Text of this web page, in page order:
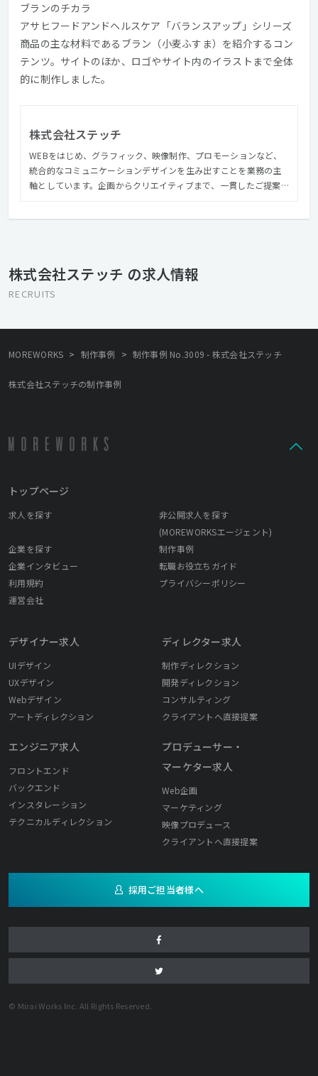
ブランのチカラ
アサヒフードアンドヘルスケア「バランスアップ」シリーズ
商品の主な材料であるブラン（小麦ふすま）を紹介するコン
テンツ。サイトのほか、ロゴやサイト内のイラストまで全体
的に制作しました。
株式会社ステッチ
WEBをはじめ、グラフィック、映像制作、プロモーションなど、
統合的なコミュニケーションデザインを生み出すことを業務の主
軸としています。企画からクリエイティブまで、一貫したご提案
と広告企画制作会社でありながら多数の事業を行っております。
それらは決して広告と無関係の事業ではなく、生活者と直接関わ
株式会社ステッチ の求人情報
RECRUITS
MOREWORKS > 制作事例 > 制作事例 No.3009 - 株式会社ステッチ
株式会社ステッチの制作事例
トップページ
求人を探す
非公開求人を探す
(MOREWORKSエージェント)
企業を探す
制作事例
企業インタビュー
転職お役立ちガイド
利用規約
プライバシーポリシー
運営会社
デザイナー求人
UIデザイン
UXデザイン
Webデザイン
アートディレクション
エンジニア求人
フロントエンド
バックエンド
インスタレーション
テクニカルディレクション
ディレクター求人
制作ディレクション
開発ディレクション
コンサルティング
クライアントへ直接提案
プロデューサー・
マーケター求人
Web企画
マーケティング
映像プロデュース
クライアントへ直接提案
採用ご担当者様へ
© Mirai Works Inc. All Rights Reserved.